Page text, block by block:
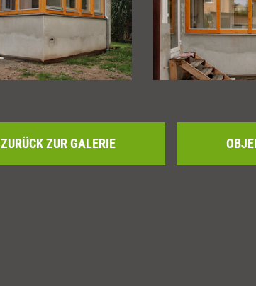
ZURÜCK ZUR GALERIE